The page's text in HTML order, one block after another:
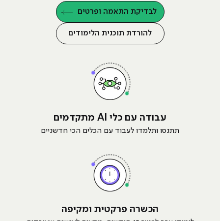
לבדיקת התאמה ופרטים
להורדת תוכנית הלימודים
עבודה עם כלי AI מתקדמים
תתנסו ותלמדו לעבוד עם הכלים הכי חדשניים
הכשרה פרקטית ומקיפה